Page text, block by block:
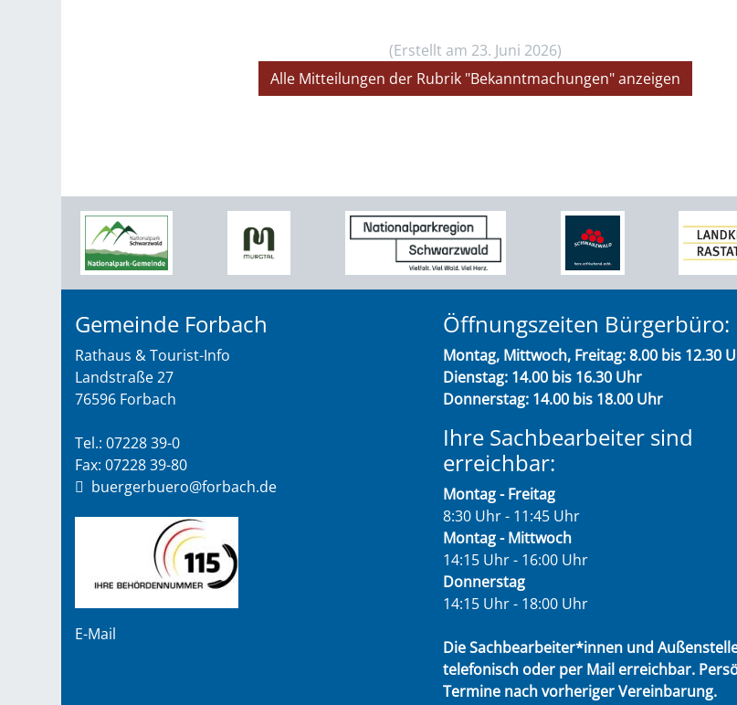
(Erstellt am 23. Juni 2026)
Alle Mitteilungen der Rubrik "Bekanntmachungen" anzeigen
Gemeinde Forbach
Rathaus & Tourist-Info
Landstraße 27
76596 Forbach
Tel.: 07228 39-0
Fax: 07228 39-80
buergerbuero@forbach.de
E-Mail
Öffnungszeiten Bürgerbüro:
Montag, Mittwoch, Freitag: 8.00 bis 12.30
Dienstag: 14.00 bis 16.30 Uhr
Donnerstag: 14.00 bis 18.00 Uhr
Ihre Sachbearbeiter sind
erreichbar:
Montag - Freitag
8:30 Uhr - 11:45 Uhr
Montag - Mittwoch
14:15 Uhr - 16:00 Uhr
Donnerstag
14:15 Uhr - 18:00 Uhr
Die Sachbearbeiter*innen und
telefonisch oder per Mail erreichbar.
Termine nach vorheriger Vereinbarung.